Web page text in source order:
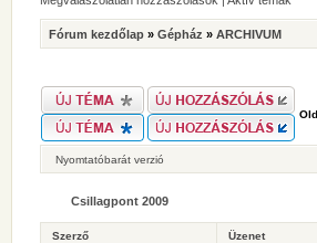
Fórum kezdőlap » Gépház » ARCHIVUM
Nyomtatóbarát verzió
Csillagpont 2009
Szerző Üzenet